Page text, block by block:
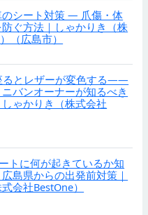
シート対策 — 爪傷・体
ぐ方法｜しゃかりき（株
（広島市）
るとレザーが変色する——
バンオーナーが知るべき
ゃかりき（株式会社
トに何が起きているか知
島県からの出発前対策｜
会社BestOne）